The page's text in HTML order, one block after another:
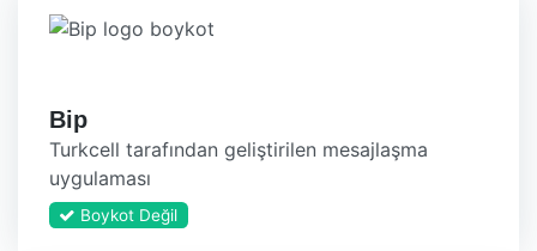
Bip
Turkcell tarafından geliştirilen mesajlaşma
uygulaması
Boykot Değil